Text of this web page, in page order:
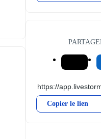
Copier le lien